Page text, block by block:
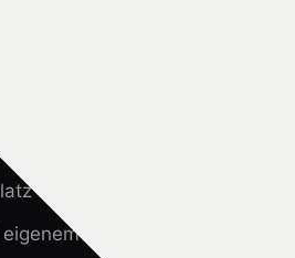
sind Ferienhäuser oder
Nutzung bei Zeiten,
für Ausrüstung
Garten, Terrasse oder